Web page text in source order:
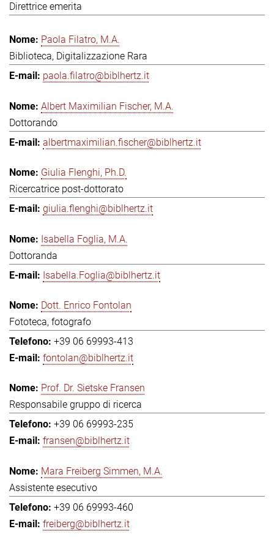
Direttrice emerita
Paola Filatro, M.A.
Biblioteca, Digitalizzazione Rara
paola.filatro@biblhertz.it
Albert Maximilian Fischer, M.A.
Dottorando
albertmaximilian.fischer@biblhertz.it
Giulia Flenghi, Ph.D.
Ricercatrice post-dottorato
giulia.flenghi@biblhertz.it
Isabella Foglia, M.A.
Dottoranda
Isabella.Foglia@biblhertz.it
Dott. Enrico Fontolan
Fototeca, fotografo
+39 06 69993-413
fontolan@biblhertz.it
Prof. Dr. Sietske Fransen
Responsabile gruppo di ricerca
+39 06 69993-235
fransen@biblhertz.it
Mara Freiberg Simmen, M.A.
Assistente esecutivo
+39 06 69993-460
freiberg@biblhertz.it